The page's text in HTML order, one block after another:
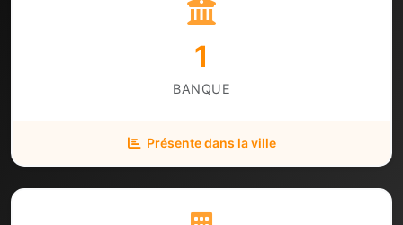
1
BANQUE
Présente dans la ville